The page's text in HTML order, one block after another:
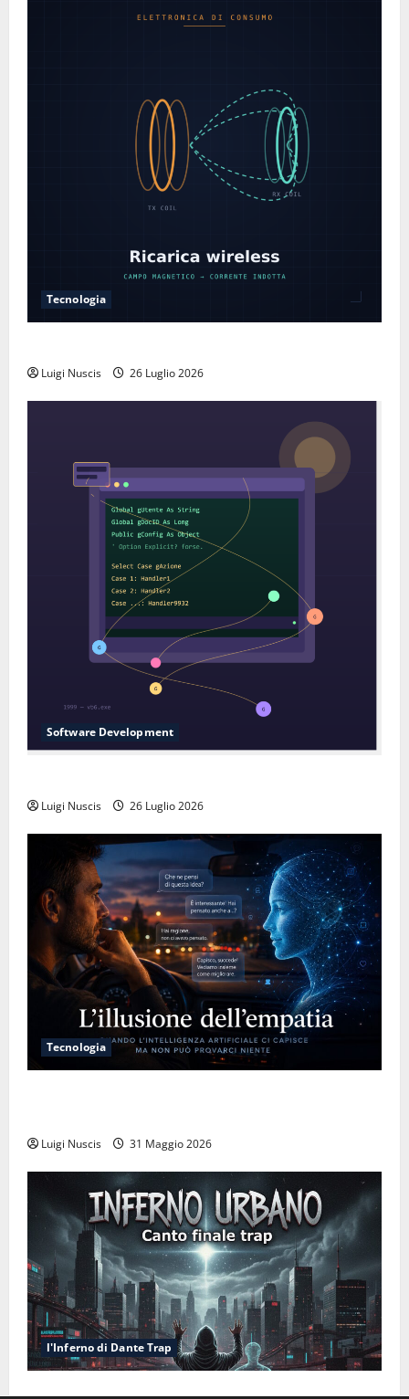
Tecnologia
Luigi Nuscis 26 Luglio 2026
Software Development
Luigi Nuscis 26 Luglio 2026
Tecnologia
Luigi Nuscis 31 Maggio 2026
l'Inferno di Dante Trap